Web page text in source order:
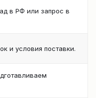
в РФ или запрос в
и условия поставки.